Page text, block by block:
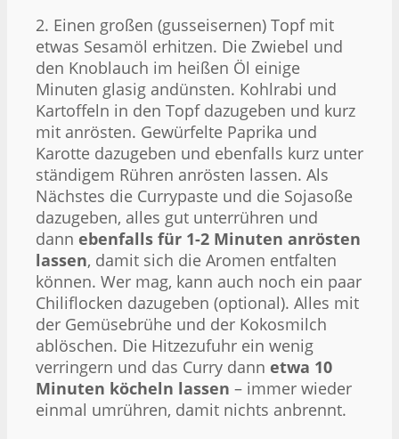
2. Einen großen (gusseisernen) Topf mit
etwas Sesamöl erhitzen. Die Zwiebel und
den Knoblauch im heißen Öl einige
Minuten glasig andünsten. Kohlrabi und
Kartoffeln in den Topf dazugeben und kurz
mit anrösten. Gewürfelte Paprika und
Karotte dazugeben und ebenfalls kurz unter
ständigem Rühren anrösten lassen. Als
Nächstes die Currypaste und die Sojasoße
dazugeben, alles gut unterrühren und
dann ebenfalls für 1-2 Minuten anrösten
lassen, damit sich die Aromen entfalten
können. Wer mag, kann auch noch ein paar
Chiliflocken dazugeben (optional). Alles mit
der Gemüsebrühe und der Kokosmilch
ablöschen. Die Hitzezufuhr ein wenig
verringern und das Curry dann etwa 10
Minuten köcheln lassen – immer wieder
einmal umrühren, damit nichts anbrennt.